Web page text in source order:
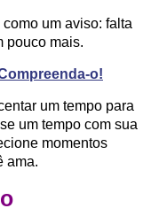
um aviso: falta
pouco mais.
o!
um tempo para
um tempo com sua
momentos
ama.